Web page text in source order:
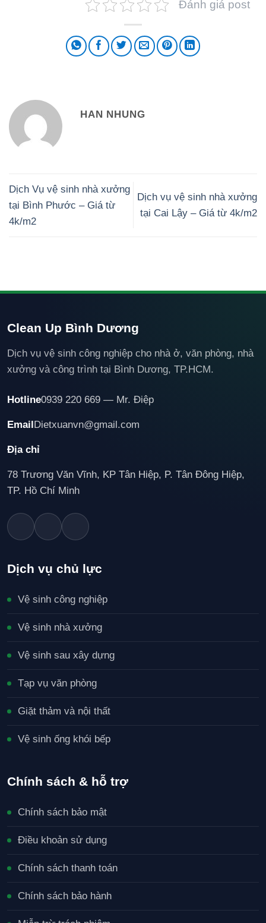
Đánh giá post
HAN NHUNG
Dịch Vụ vệ sinh nhà xưởng
tại Bình Phước – Giá từ
4k/m2
Dịch vụ vệ sinh nhà xưởng
tại Cai Lậy – Giá từ 4k/m2
Clean Up Bình Dương
Dịch vụ vệ sinh công nghiệp cho nhà ở, văn phòng, nhà
xưởng và công trình tại Bình Dương, TP.HCM.
Hotline0939 220 669 — Mr. Điệp
EmailDietxuanvn@gmail.com
Địa chỉ
78 Trương Văn Vĩnh, KP Tân Hiệp, P. Tân Đông Hiệp,
TP. Hồ Chí Minh
Dịch vụ chủ lực
Vệ sinh công nghiệp
Vệ sinh nhà xưởng
Vệ sinh sau xây dựng
Tạp vụ văn phòng
Giặt thảm và nội thất
Vệ sinh ống khói bếp
Chính sách & hỗ trợ
Chính sách bảo mật
Điều khoản sử dụng
Chính sách thanh toán
Chính sách bảo hành